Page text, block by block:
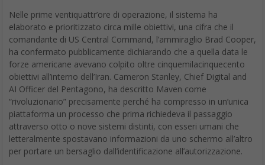
Nelle prime ventiquattr’ore di operazione, il sistema ha
elaborato e prioritizzato circa mille obiettivi, una cifra che il
comandante di US Central Command, l’ammiraglio Brad Cooper,
ha confermato pubblicamente dichiarando che a quella data le
forze americane avevano colpito oltre cinquemilacinquecento
obiettivi all’interno dell’Iran. Cameron Stanley, Chief Digital and
AI Officer del Pentagono, ha descritto Maven come
“rivoluzionario” precisamente perché ha compresso in un’unica
piattaforma un processo che prima richiedeva il passaggio
attraverso otto o nove sistemi distinti, con esseri umani che
letteralmente spostavano informazioni da uno schermo all’altro
per portare un bersaglio dall’identificazione all’autorizzazione.